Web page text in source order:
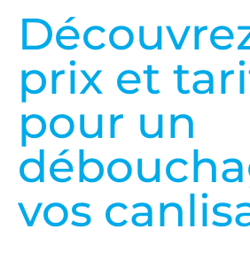
prix et
pour un
vos